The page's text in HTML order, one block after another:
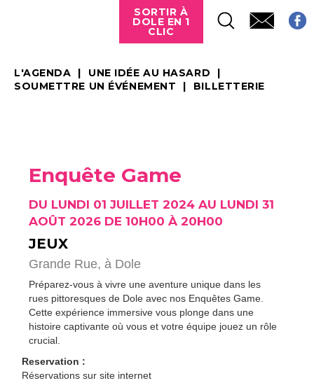
SORTIR À
DOLE EN 1
CLIC
L'AGENDA
UNE IDÉE AU HASARD
SOUMETTRE UN ÉVÉNEMENT
BILLETTERIE
Enquête Game
DU LUNDI 01 JUILLET 2024 AU LUNDI 31
AOÛT 2026 DE 10H00 À 20H00
JEUX
Grande Rue, à Dole
Préparez-vous à vivre une aventure unique dans les
rues pittoresques de Dole avec nos Enquêtes Game.
Cette expérience immersive vous plonge dans une
histoire captivante où vous et votre équipe jouez un rôle
crucial.
Reservation :
Réservations sur site internet